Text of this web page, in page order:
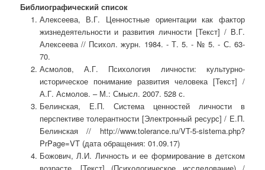
Библиографический список
Алексеева, В.Г. Ценностные ориентации как фактор
жизнедеятельности и развития личности [Текст] / В.Г.
Алексеева // Психол. журн. 1984. - Т. 5. - № 5. - С. 63-
70.
Асмолов, А.Г. Психология личности: культурно-
историческое понимание развития человека [Текст] /
А.Г. Асмолов. – М.: Смысл. 2007. 528 с.
Белинская, Е.П. Система ценностей личности в
перспективе толерантности [Электронный ресурс] / Е.П.
Белинская // http://www.tolerance.ru/VT-5-sistema.php?
PrPage=VT (дата обращения: 01.09.17)
Божович, Л.И. Личность и ее формирование в детском
возрасте. [Текст] (Психологическое исследование) /